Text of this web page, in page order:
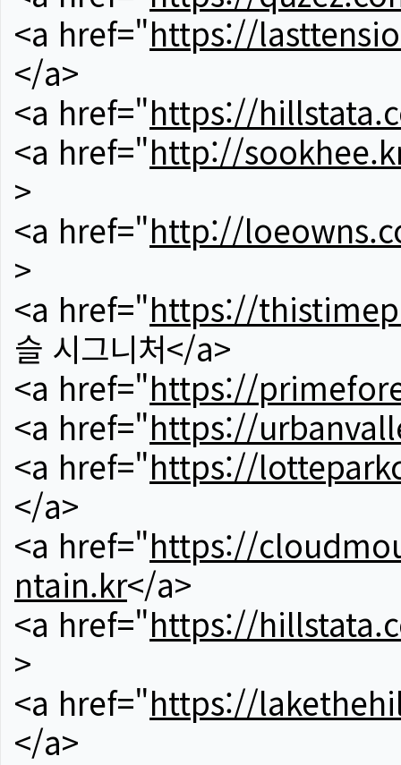
<a href="https://
</a>
<a href="https://
<a href="http://
>
<a href="http://
>
<a href="https://
슬 시그니처</a>
<a href="https://
<a href="https://
<a href="https://
</a>
<a href="https://
ntain.kr</a>
<a href="https://
>
<a href="https://
</a>